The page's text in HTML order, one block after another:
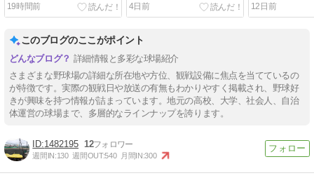
19時間前 4日前
12日前
このブログのここがポイント
詳細情報と多彩な球場紹介
さまざまな野球場の詳細な所在地や方位、観戦設備に焦点を当てているの
が特徴です。実際の観戦日や放送の有無もわかりやすく掲載され、野球好
きが興味を持つ情報が詰まっています。地元の高校、大学、社会人、自治
体運営の球場まで、多層的なラインナップを誇ります。
1482195 12
週間IN:130 週間OUT:540 月間IN:300